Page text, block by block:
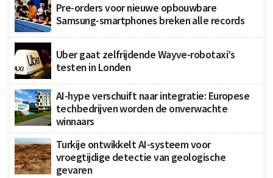
Pre-orders voor nieuwe opbouwbare
Samsung-smartphones breken alle records
Uber gaat zelfrijdende Wayve-robotaxi’s
testen in Londen
AI-hype verschuift naar integratie: Europese
techbedrijven worden de onverwachte
winnaars
Turkije ontwikkelt AI-systeem voor
vroegtijdige detectie van geologische
gevaren